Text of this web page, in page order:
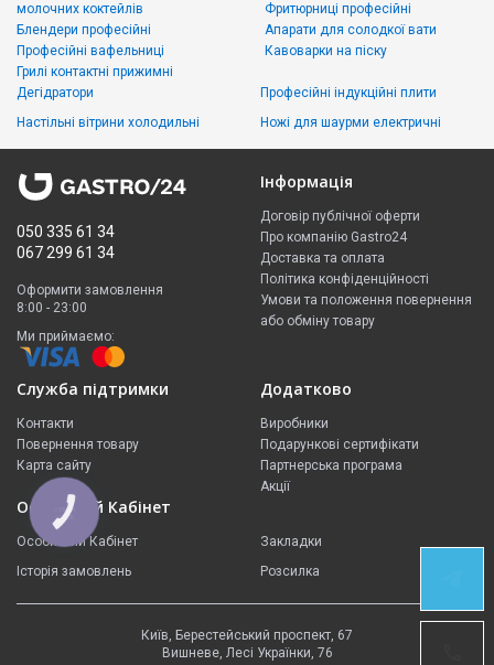
молочних коктейлів
Блендери професійні
Професійні вафельниці
Грилі контактні прижимні
Фритюрниці професійні
Апарати для солодкої вати
Кавоварки на піску
Дегідратори
Настільні вітрини холодильні
Професійні індукційні плити
Ножі для шаурми електричні
050 335 61 34
067 299 61 34
Оформити замовлення
8:00 - 23:00
Ми приймаємо:
Інформація
Договір публічної оферти
Про компанію Gastro24
Доставка та оплата
Політика конфіденційності
Умови та положення повернення
або обміну товару
Служба підтримки
Контакти
Повернення товару
Карта сайту
Додатково
Виробники
Подарункові сертифікати
Партнерська програма
Акції
Особистий Кабінет
Особистий Кабінет
Історія замовлень
Закладки
Розсилка
Київ, Берестейський проспект, 67
Вишневе, Лесі Українки, 76
КНОПКА
ЗВ'ЯЗКУ